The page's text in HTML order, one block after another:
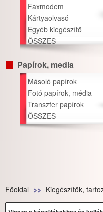
Faxmodem
Kártyaolvasó
Egyéb kiegészítő
ÖSSZES
Papírok, media
Másoló papírok
Fotó papírok, média
Transzfer papírok
ÖSSZES
Főoldal Kiegészítők,